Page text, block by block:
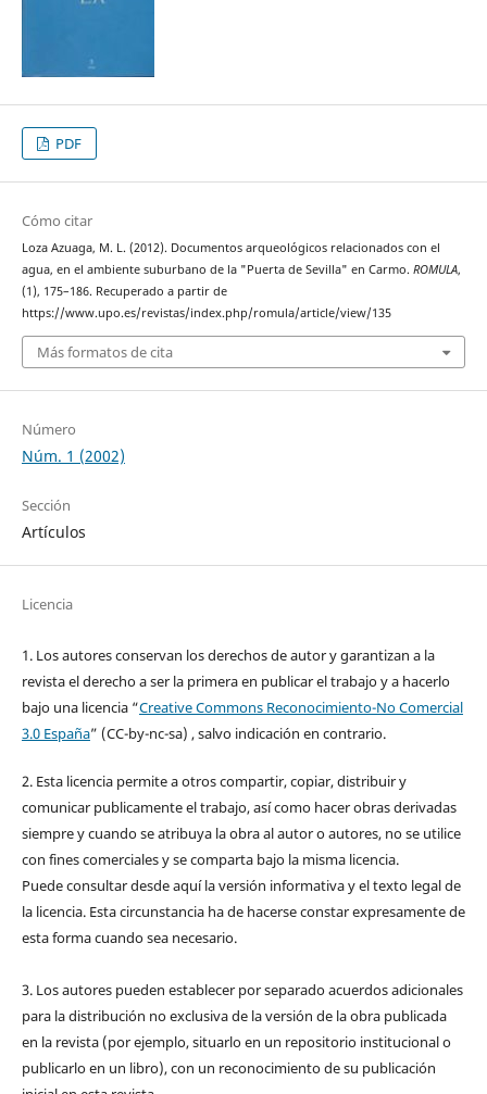
PDF
Cómo citar
Loza Azuaga, M. L. (2012). Documentos arqueológicos relacionados con el
agua, en el ambiente suburbano de la "Puerta de Sevilla" en Carmo. ROMULA,
(1), 175–186. Recuperado a partir de
https://www.upo.es/revistas/index.php/romula/article/view/135
Más formatos de cita
Número
Núm. 1 (2002)
Sección
Artículos
Licencia
1. Los autores conservan los derechos de autor y garantizan a la
revista el derecho a ser la primera en publicar el trabajo y a hacerlo
bajo una licencia “Creative Commons Reconocimiento-No Comercial
3.0 España” (CC-by-nc-sa) , salvo indicación en contrario.
2. Esta licencia permite a otros compartir, copiar, distribuir y
comunicar publicamente el trabajo, así como hacer obras derivadas
siempre y cuando se atribuya la obra al autor o autores, no se utilice
con fines comerciales y se comparta bajo la misma licencia.
Puede consultar desde aquí la versión informativa y el texto legal de
la licencia. Esta circunstancia ha de hacerse constar expresamente de
esta forma cuando sea necesario.
3. Los autores pueden establecer por separado acuerdos adicionales
para la distribución no exclusiva de la versión de la obra publicada
en la revista (por ejemplo, situarlo en un repositorio institucional o
publicarlo en un libro), con un reconocimiento de su publicación